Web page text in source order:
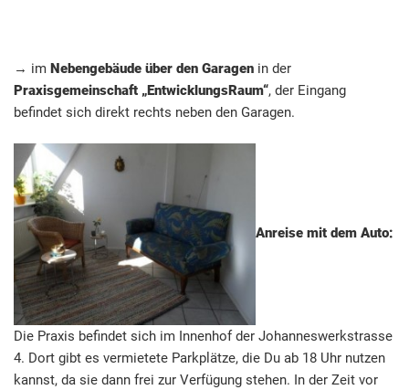
→ im Nebengebäude über den Garagen in der
Praxisgemeinschaft „EntwicklungsRaum“, der Eingang
befindet sich direkt rechts neben den Garagen.
Anreise mit dem Auto:
Die Praxis befindet sich im Innenhof der Johanneswerkstrasse
4. Dort gibt es vermietete Parkplätze, die Du ab 18 Uhr nutzen
kannst, da sie dann frei zur Verfügung stehen. In der Zeit vor